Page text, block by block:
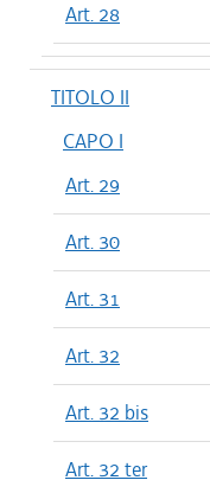
Art. 28
TITOLO II
CAPO I
Art. 29
Art. 30
Art. 31
Art. 32
Art. 32 bis
Art. 32 ter